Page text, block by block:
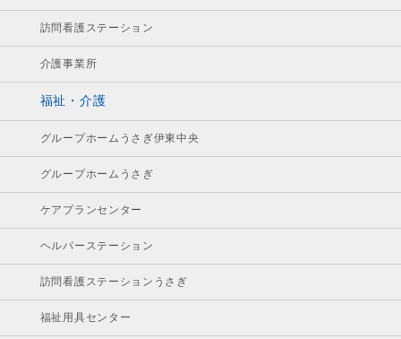
訪問看護ステーション
介護事業所
福祉・介護
グループホームうさぎ伊東中央
グループホームうさぎ
ケアプランセンター
ヘルパーステーション
訪問看護ステーションうさぎ
福祉用具センター